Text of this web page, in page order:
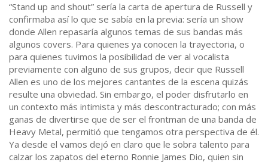
“Stand up and shout” sería la carta de apertura de Russell y
confirmaba así lo que se sabía en la previa: sería un show
donde Allen repasaría algunos temas de sus bandas más
algunos covers. Para quienes ya conocen la trayectoria, o
para quienes tuvimos la posibilidad de ver al vocalista
previamente con alguno de sus grupos, decir que Russell
Allen es uno de los mejores cantantes de la escena quizás
resulte una obviedad. Sin embargo, el poder disfrutarlo en
un contexto más intimista y más descontracturado; con más
ganas de divertirse que de ser el frontman de una banda de
Heavy Metal, permitió que tengamos otra perspectiva de él.
Ya desde el vamos dejó en claro que le sobra talento para
calzar los zapatos del eterno Ronnie James Dio, quien sin